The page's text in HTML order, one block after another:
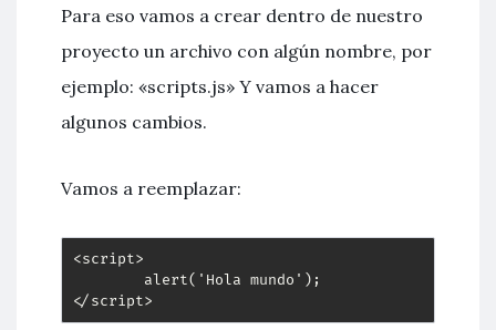
Para eso vamos a crear dentro de nuestro
proyecto un archivo con algún nombre, por
ejemplo: «scripts.js» Y vamos a hacer
algunos cambios.
Vamos a reemplazar:
<script>
        alert('Hola mundo');
</script>